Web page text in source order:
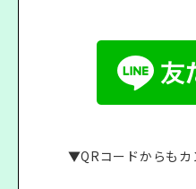
▼QRコードからもカ